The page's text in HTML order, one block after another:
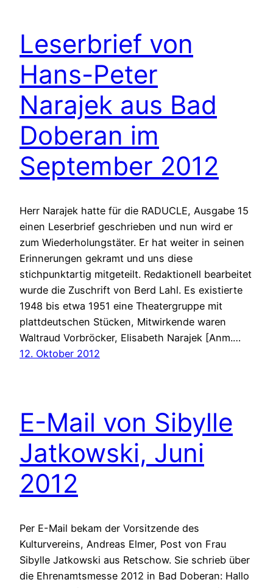
Leserbrief von
Hans-Peter
Narajek aus Bad
Doberan im
September 2012
Herr Narajek hatte für die RADUCLE, Ausgabe 15
einen Leserbrief geschrieben und nun wird er
zum Wiederholungstäter. Er hat weiter in seinen
Erinnerungen gekramt und uns diese
stichpunktartig mitgeteilt. Redaktionell bearbeitet
wurde die Zuschrift von Berd Lahl. Es existierte
1948 bis etwa 1951 eine Theatergruppe mit
plattdeutschen Stücken, Mitwirkende waren
Waltraud Vorbröcker, Elisabeth Narajek [Anm.…
12. Oktober 2012
E-Mail von Sibylle
Jatkowski, Juni
2012
Per E-Mail bekam der Vorsitzende des
Kulturvereins, Andreas Elmer, Post von Frau
Sibylle Jatkowski aus Retschow. Sie schrieb über
die Ehrenamtsmesse 2012 in Bad Doberan: Hallo